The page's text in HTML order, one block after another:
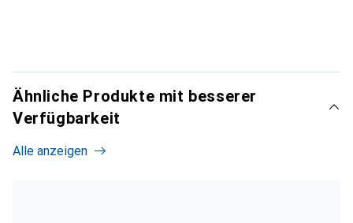
Ähnliche Produkte mit besserer
Verfügbarkeit
Alle anzeigen